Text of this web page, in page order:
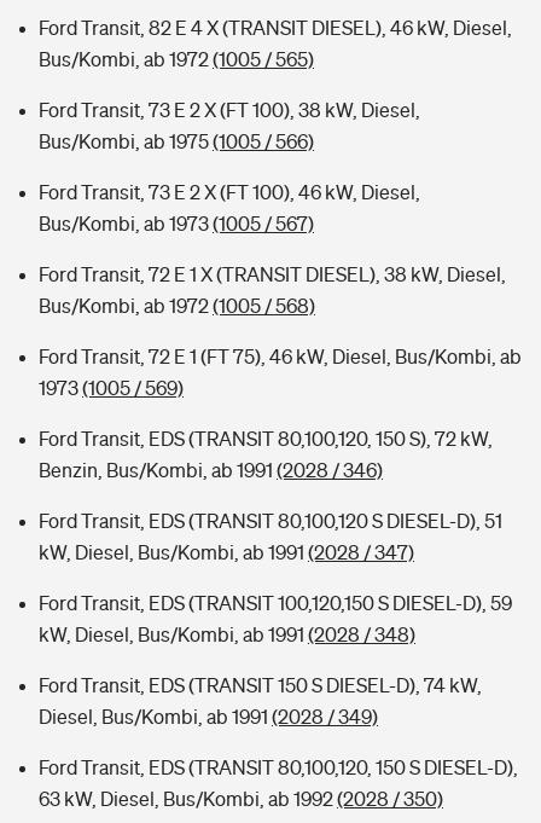
Ford Transit, 82 E 4 X (TRANSIT DIESEL), 46 kW, Diesel,
Bus/Kombi, ab 1972(1005 / 565)
Ford Transit, 73 E 2 X (FT 100), 38 kW, Diesel,
Bus/Kombi, ab 1975(1005 / 566)
Ford Transit, 73 E 2 X (FT 100), 46 kW, Diesel,
Bus/Kombi, ab 1973(1005 / 567)
Ford Transit, 72 E 1 X (TRANSIT DIESEL), 38 kW, Diesel,
Bus/Kombi, ab 1972(1005 / 568)
Ford Transit, 72 E 1 (FT 75), 46 kW, Diesel, Bus/Kombi, ab
1973(1005 / 569)
Ford Transit, EDS (TRANSIT 80,100,120, 150 S), 72 kW,
Benzin, Bus/Kombi, ab 1991 (2028 / 346)
Ford Transit, EDS (TRANSIT 80,100,120 S DIESEL-D), 51
kW, Diesel, Bus/Kombi, ab 1991 (2028 / 347)
Ford Transit, EDS (TRANSIT 100,120,150 S DIESEL-D), 59
kW, Diesel, Bus/Kombi, ab 1991 (2028 / 348)
Ford Transit, EDS (TRANSIT 150 S DIESEL-D), 74 kW,
Diesel, Bus/Kombi, ab 1991 (2028 / 349)
Ford Transit, EDS (TRANSIT 80,100,120, 150 S DIESEL-D),
63 kW, Diesel, Bus/Kombi, ab 1992(2028 / 350)